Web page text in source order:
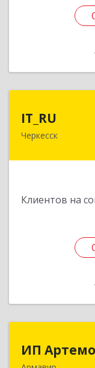
IT_RU
Черкесск
Клиентов на
ИП